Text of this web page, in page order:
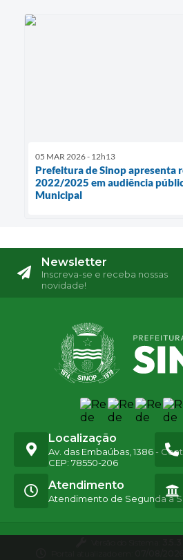
05 MAR 2026 - 12h13
Prefeitura de Sinop apresenta
2022/2025 em audiência
Municipal
Newsletter
Inscreva-se e receba nossas
novidade!
Localização
Av. das Embaúbas, 1386 -
CEP: 78550-206
Atendimento
Atendimento de Segunda a